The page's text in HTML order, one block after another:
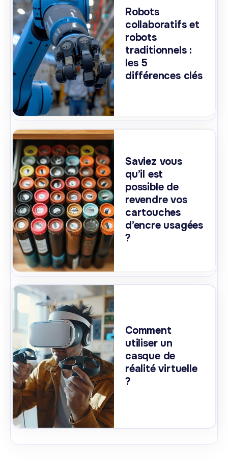
Robots
collaboratifs et
robots
traditionnels :
les 5
différences clés
Saviez vous
qu’il est
possible de
revendre vos
cartouches
d’encre usagées
?
Comment
utiliser un
casque de
réalité virtuelle
?